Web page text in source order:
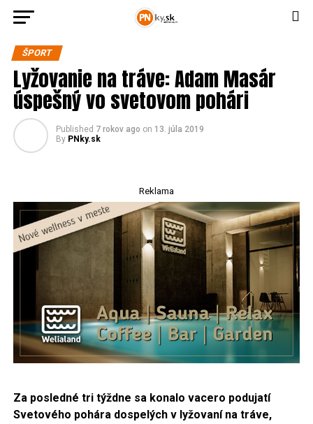
ŠPORT
Lyžovanie na tráve: Adam Masár
úspešný vo svetovom pohári
Published 7 rokov ago on 13. júla 2019
By PNky.sk
Reklama
Za posledné tri týždne sa konalo vacero podujatí
Svetového pohára dospelých v lyžovaní na tráve,